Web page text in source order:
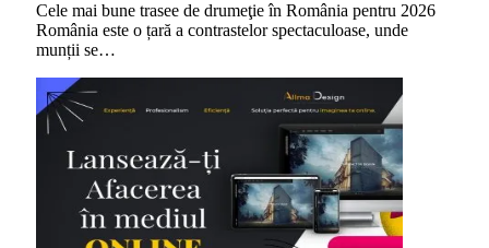
Cele mai bune trasee de drumeţie în România pentru 2026
România este o țară a contrastelor spectaculoase, unde
munții se…